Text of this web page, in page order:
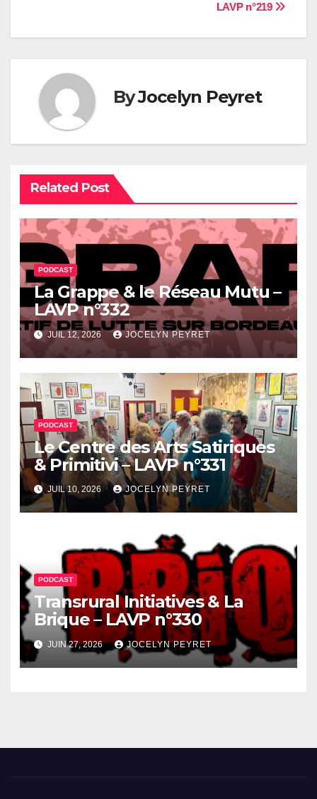
LAVP n°219
ByJocelyn Peyret
Related Post
PODCAST
La Grappe & le Réseau Mutu –
LAVP n°332
JUIL 12, 2026 JOCELYN PEYRET
PODCAST
Le Centre des Arts Satiriques
& Primitivi – LAVP n°331
JUIL 10, 2026 JOCELYN PEYRET
PODCAST
Transrural Initiatives & La
Brique – LAVP n°330
JUIN 27, 2026 JOCELYN PEYRET